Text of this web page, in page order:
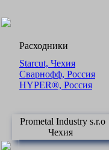
Расходники
Starcut, Чехия
Сварнофф, Россия
HYPER®, Россия
Prometal Industry s.r.o
Чехия